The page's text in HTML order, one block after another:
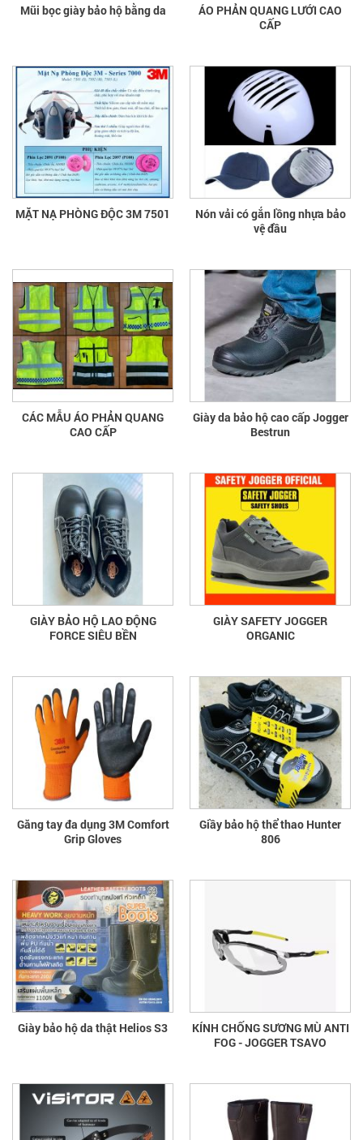
Mũi bọc giày bảo hộ bằng da
ÁO PHẢN QUANG LƯỚI CAO
CẤP
MẶT NẠ PHÒNG ĐỘC 3M 7501
Nón vải có gắn lồng nhựa bảo
vệ đầu
CÁC MẪU ÁO PHẢN QUANG
CAO CẤP
Giày da bảo hộ cao cấp Jogger
Bestrun
GIÀY BẢO HỘ LAO ĐỘNG
FORCE SIÊU BỀN
GIÀY SAFETY JOGGER
ORGANIC
Găng tay đa dụng 3M Comfort
Grip Gloves
Giầy bảo hộ thể thao Hunter
806
Giày bảo hộ da thật Helios S3
KÍNH CHỐNG SƯƠNG MÙ ANTI
FOG - JOGGER TSAVO